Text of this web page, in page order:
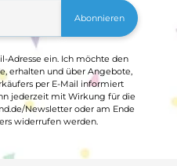
Abonnieren
Adresse ein. Ich möchte den
erhalten und über Angebote,
per E-Mail informiert
jederzeit mit Wirkung für die
Newsletter oder am Ende
widerrufen werden.